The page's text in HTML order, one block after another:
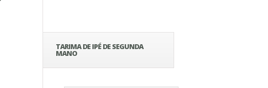
TARIMA DE IPÉ DE SEGUNDA
MANO